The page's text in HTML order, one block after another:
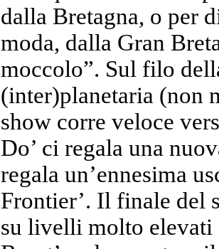
dalla Bretagna, o per
moda, dalla Gran
moccolo”. Sul filo
(inter)planetaria (non
show corre veloce
Do’ ci regala una
regala un’ennesima
Frontier’. Il finale del
su livelli molto elevati